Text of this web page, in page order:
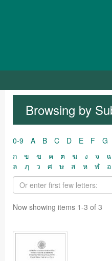
Browsing by
0-9 A B C D E F G
ก
ข ฃ ค ฅ ฆ ง จ ฉ
ล
ฦ ว ศ ษ ส ห ฬ อ
Now showing items 1-3 of 3